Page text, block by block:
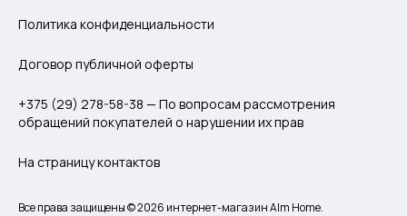
Политика конфиденциальности
Договор публичной оферты
+375 (29) 278-58-38 — По вопросам рассмотрения
обращений покупателей о нарушении их прав
На страницу контактов
Все права защищены © 2026 интернет-магазин Alm Home.